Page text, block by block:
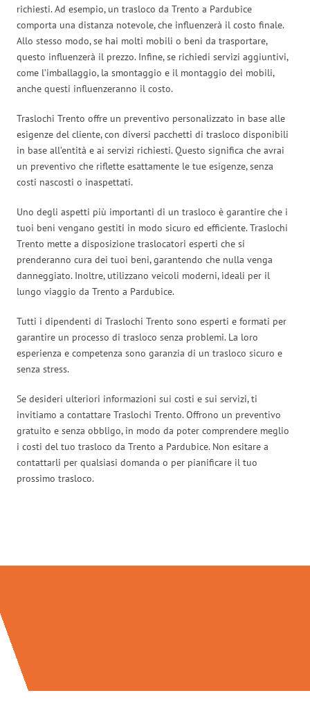
richiesti. Ad esempio, un trasloco da Trento a Pardubice
comporta una distanza notevole, che influenzerà il costo finale.
Allo stesso modo, se hai molti mobili o beni da trasportare,
questo influenzerà il prezzo. Infine, se richiedi servizi aggiuntivi,
come l’imballaggio, la smontaggio e il montaggio dei mobili,
anche questi influenzeranno il costo.
Traslochi Trento offre un preventivo personalizzato in base alle
esigenze del cliente, con diversi pacchetti di trasloco disponibili
in base all’entità e ai servizi richiesti. Questo significa che avrai
un preventivo che riflette esattamente le tue esigenze, senza
costi nascosti o inaspettati.
Uno degli aspetti più importanti di un trasloco è garantire che i
tuoi beni vengano gestiti in modo sicuro ed efficiente. Traslochi
Trento mette a disposizione traslocatori esperti che si
prenderanno cura dei tuoi beni, garantendo che nulla venga
danneggiato. Inoltre, utilizzano veicoli moderni, ideali per il
lungo viaggio da Trento a Pardubice.
Tutti i dipendenti di Traslochi Trento sono esperti e formati per
garantire un processo di trasloco senza problemi. La loro
esperienza e competenza sono garanzia di un trasloco sicuro e
senza stress.
Se desideri ulteriori informazioni sui costi e sui servizi, ti
invitiamo a contattare Traslochi Trento. Offrono un preventivo
gratuito e senza obbligo, in modo da poter comprendere meglio
i costi del tuo trasloco da Trento a Pardubice. Non esitare a
contattarli per qualsiasi domanda o per pianificare il tuo
prossimo trasloco.